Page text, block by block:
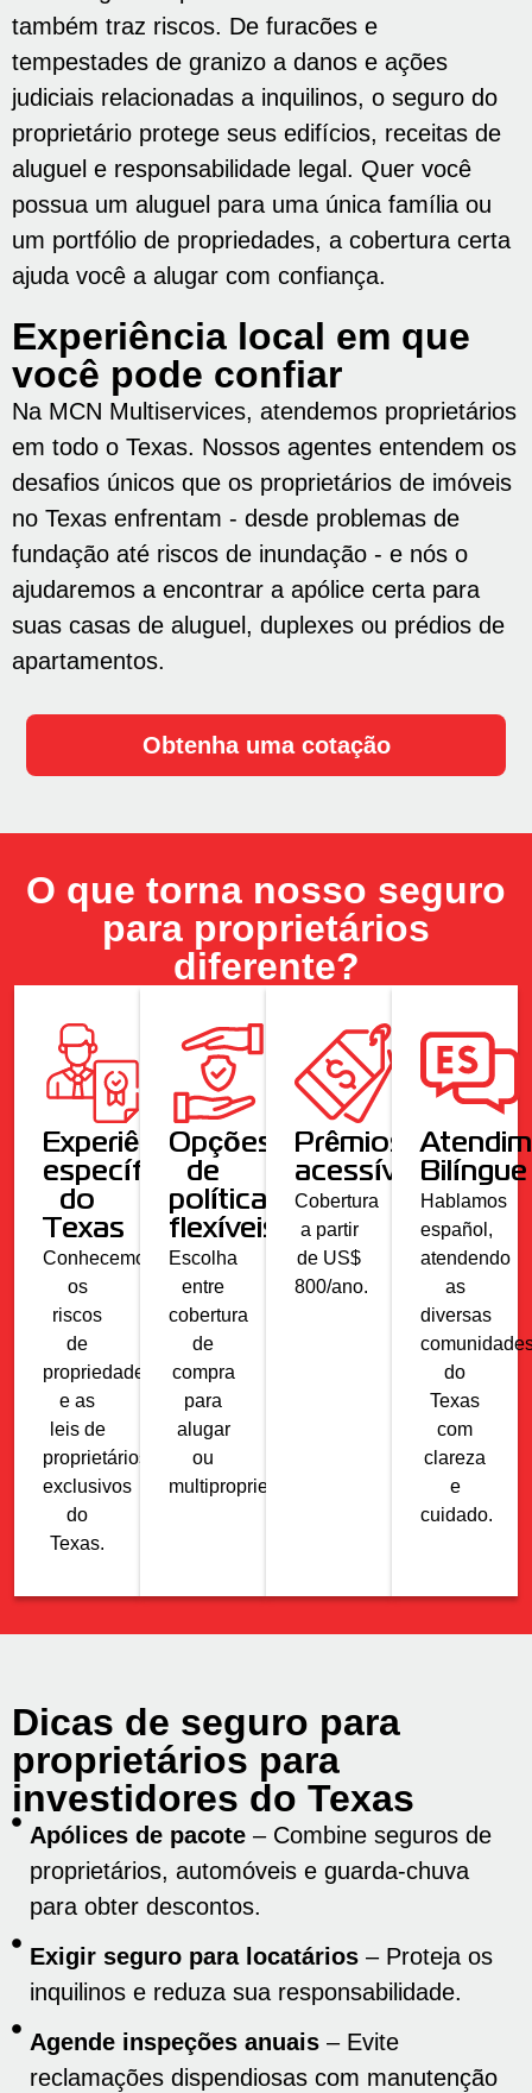
também traz riscos. De furacões e
tempestades de granizo a danos e ações
judiciais relacionadas a inquilinos, o seguro do
proprietário protege seus edifícios, receitas de
aluguel e responsabilidade legal. Quer você
possua um aluguel para uma única família ou
um portfólio de propriedades, a cobertura certa
ajuda você a alugar com confiança.
Experiência local em que
você pode confiar
Na MCN Multiservices, atendemos proprietários
em todo o Texas. Nossos agentes entendem os
desafios únicos que os proprietários de imóveis
no Texas enfrentam - desde problemas de
fundação até riscos de inundação - e nós o
ajudaremos a encontrar a apólice certa para
suas casas de aluguel, duplexes ou prédios de
apartamentos.
Obtenha uma cotação
O que torna nosso seguro
para proprietários
diferente?
Experiência
específica
do
Texas
Conhecemos
os
riscos
de
propriedade
e as
leis de
proprietários
exclusivos
do
Texas.
Opções
de
política
flexíveis
Escolha
entre
cobertura
de
compra
para
alugar
ou
multipropriedade.
Prêmios
acessíveis
Cobertura
a partir
de US$
800/ano.
Bilíngue
Hablamos
español,
atendendo
as
diversas
do
Texas
com
clareza
e
cuidado.
Dicas de seguro para
proprietários para
investidores do Texas
Apólices de pacote – Combine seguros de
proprietários, automóveis e guarda-chuva
para obter descontos.
Exigir seguro para locatários – Proteja os
inquilinos e reduza sua responsabilidade.
Agende inspeções anuais – Evite
reclamações dispendiosas com manutenção